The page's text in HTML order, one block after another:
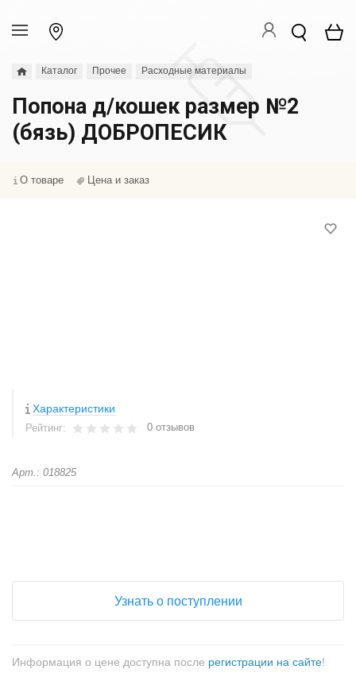
Каталог Прочее Расходные материалы
Попона д/кошек размер №2
(бязь) ДОБРОПЕСИК
О товаре Цена и заказ
Характеристики
Рейтинг: 0 отзывов
Арт.: 018825
Узнать о поступлении
Информация о цене доступна после регистрации на сайте!